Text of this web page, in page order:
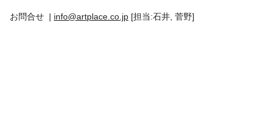
お問合せ | info@artplace.co.jp [担当:石井, 菅野]